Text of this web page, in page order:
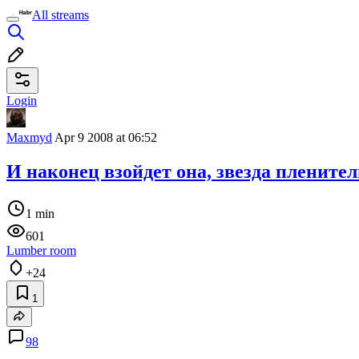
All streams
Login
Maxmyd Apr 9 2008 at 06:52
И наконец взойдет она, звезда
1 min
601
Lumber room
+24
1
98